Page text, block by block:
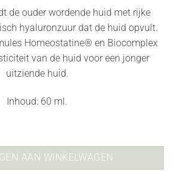
de ouder wordende huid met rijke
hyaluronzuur dat de huid opvult.
Homeostatine® en Biocomplex
van de huid voor een jonger
uitziende huid.
Inhoud: 60 ml.
aantal
AAN WINKELWAGEN